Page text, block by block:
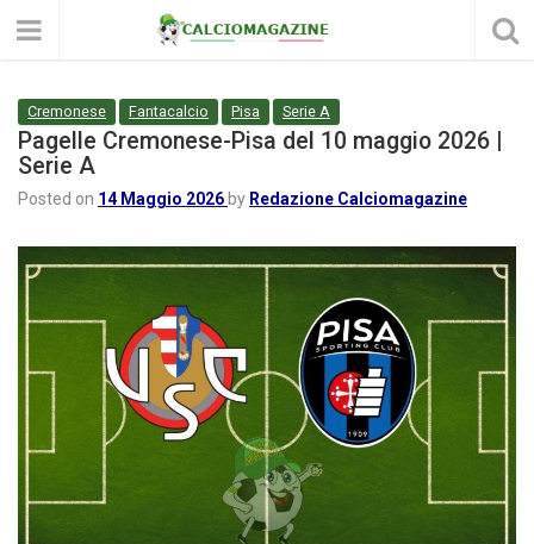
Cremonese Fantacalcio Pisa Serie A
Pagelle Cremonese-Pisa del 10 maggio 2026 |
Serie A
Posted on 14 Maggio 2026 by Redazione Calciomagazine